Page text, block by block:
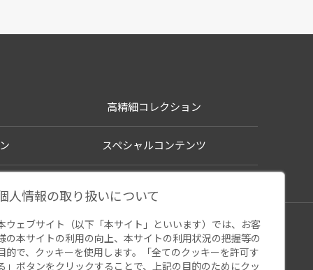
高精細コレクション
スペシャルコンテンツ
ー ウェブアクセシビリティ 関連サイト
人情報の取り扱いについて
ウェブサイト（以下「本サイト」といいます）では、お客
の本サイトの利用の向上、本サイトの利用状況の把握等の
的で、クッキーを使用します。「全てのクッキーを許可す
」ボタンをクリックすることで、上記の目的のためにクッ